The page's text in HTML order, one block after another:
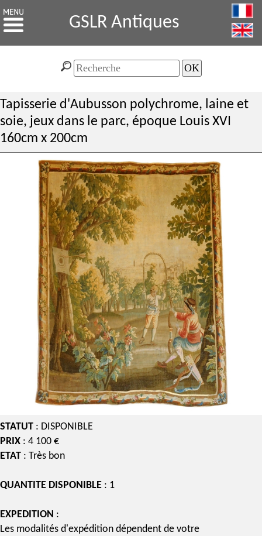
GSLR Antiques
Tapisserie d'Aubusson polychrome, laine et
soie, jeux dans le parc, époque Louis XVI
160cm x 200cm
STATUT : DISPONIBLE
PRIX : 4 100 €
ETAT : Très bon
QUANTITE DISPONIBLE : 1
EXPEDITION :
Les modalités d'expédition dépendent de votre